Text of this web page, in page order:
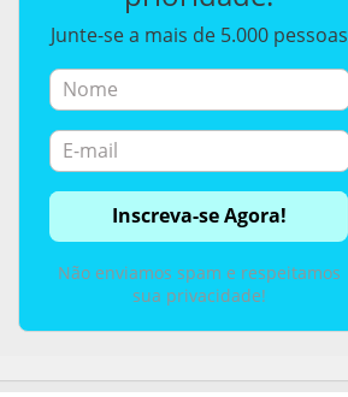
Junte-se a mais de 5.000 pessoas
Não enviamos spam e respeitamos
sua privacidade!